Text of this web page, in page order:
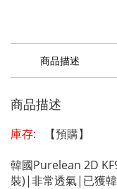
商品描述
商品描述
庫存:
【預購】
韓國Purelean 2D
裝)|非常透氣|已獲